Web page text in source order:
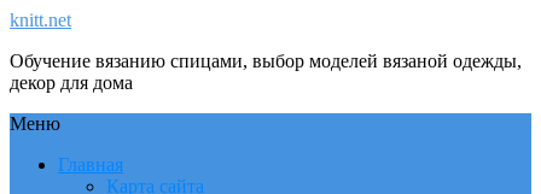
knitt.net
Обучение вязанию спицами, выбор моделей вязаной одежды,
декор для дома
Меню
Главная
Карта сайта